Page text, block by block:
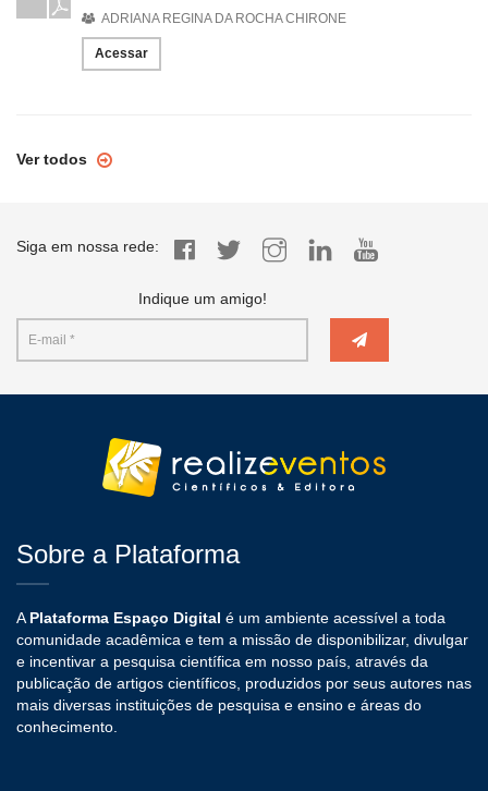
ADRIANA REGINA DA ROCHA CHIRONE
Acessar
Ver todos
Siga em nossa rede:
Indique um amigo!
Sobre a Plataforma
A Plataforma Espaço Digital é um ambiente acessível a toda
comunidade acadêmica e tem a missão de disponibilizar, divulgar
e incentivar a pesquisa científica em nosso país, através da
publicação de artigos científicos, produzidos por seus autores nas
mais diversas instituições de pesquisa e ensino e áreas do
conhecimento.